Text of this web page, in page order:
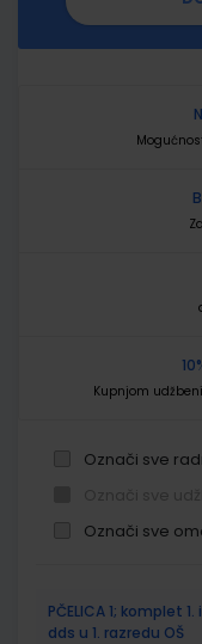
Kupnjom
Označi sve
Označi sve
proizvodi
PČELICA 1; komplet
dds u 1. razredu OŠ